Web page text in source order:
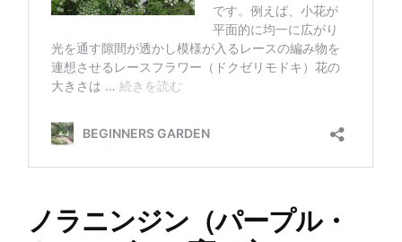
ノラニンジン（パープル・